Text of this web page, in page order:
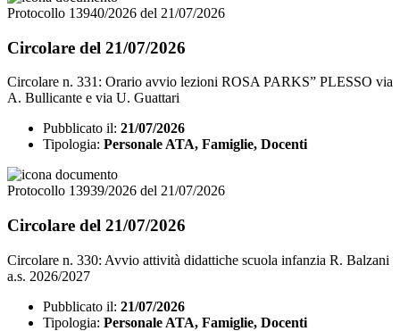
Protocollo 13940/2026 del 21/07/2026
Circolare del 21/07/2026
Circolare n. 331: Orario avvio lezioni ROSA PARKS” PLESSO via
A. Bullicante e via U. Guattari
Pubblicato il: 21/07/2026
Tipologia: Personale ATA, Famiglie, Docenti
Protocollo 13939/2026 del 21/07/2026
Circolare del 21/07/2026
Circolare n. 330: Avvio attività didattiche scuola infanzia R. Balzani
a.s. 2026/2027
Pubblicato il: 21/07/2026
Tipologia: Personale ATA, Famiglie, Docenti